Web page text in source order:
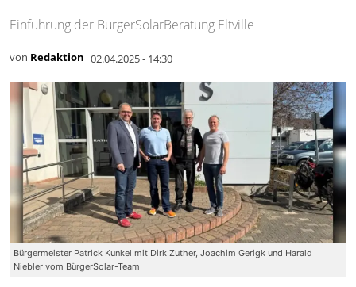
Einführung der BürgerSolarBeratung Eltville
von Redaktion 02.04.2025 - 14:30
Bürgermeister Patrick Kunkel mit Dirk Zuther, Joachim Gerigk und Harald
Niebler vom BürgerSolar-Team